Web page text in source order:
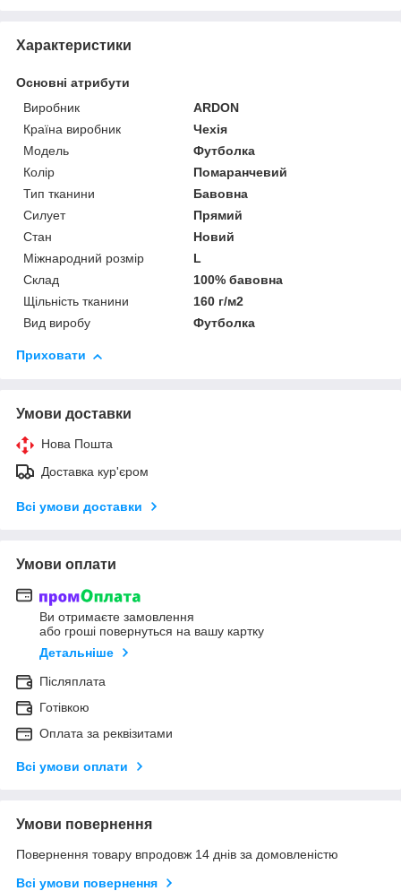
Характеристики
Основні атрибути
Виробник
ARDON
Країна виробник
Чехія
Модель
Футболка
Колір
Помаранчевий
Тип тканини
Бавовна
Силует
Прямий
Стан
Новий
Міжнародний розмір
L
Склад
100% бавовна
Щільність тканини
160 г/м2
Вид виробу
Футболка
Приховати
Умови доставки
Нова Пошта
Доставка кур'єром
Всі умови доставки
Умови оплати
Ви отримаєте замовлення
або гроші повернуться на вашу картку
Детальніше
Післяплата
Готівкою
Оплата за реквізитами
Всі умови оплати
Умови повернення
Повернення товару впродовж 14 днів за домовленістю
Всі умови повернення